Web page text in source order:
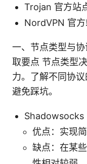
Trojan 官方站
NordVPN 官
一、节点类型与
取要点 节点类型
力。了解不同协议
避免踩坑。
Shadowsocks
优点：实现
缺点：在某